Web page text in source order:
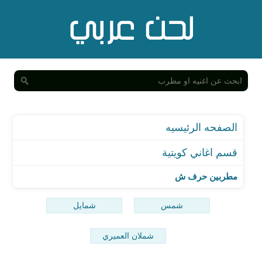
قسم اغاني كويتية
مطربين حرف ش
شمس شمايل
شملان العميري